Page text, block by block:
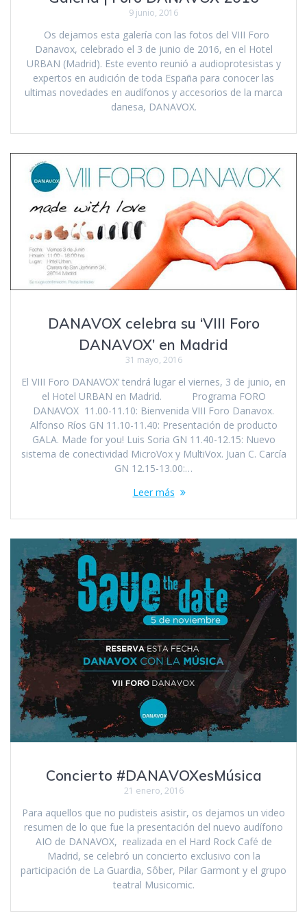
9 junio, 2016
Os dejamos esta galería con las fotos del VIII Foro
Danavox, celebrado el 3 de junio de 2016, en el Hotel
URBAN (Madrid). Este evento reunió a audioprotesistas y
expertos en audición de toda España para conocer las
ultimas novedades en audífonos y accesorios de la marca
danesa, DANAVOX.
DANAVOX celebra su ‘VIII Foro
DANAVOX’ en Madrid
31 mayo, 2016
El VIII Foro DANAVOX’ tendrá lugar el viernes, 3 de junio, en
el Hotel URBAN en Madrid. Programa FORO
DANAVOX 11.00-11.10: Bienvenida VIII Foro Danavox.
Alfonso Ríos GN 11.10-11.40: Presentación de producto
GALA. Made for you! Luis Soria GN 11.40-12.15: Nuevo
sistema de conectividad MicroVox y MultiVox. Juan C. Carcía
GN 12.15-13.00:…
Leer más
Concierto #DANAVOXesMúsica
21 enero, 2016
Para aquellos que no pudisteis asistir, os dejamos un video
resumen de lo que fue la presentación del nuevo audífono
AIO de DANAVOX, realizada en el Hard Rock Café de
Madrid, se celebró un concierto exclusivo con la
participación de La Guardia, Sôber, Pilar Garmont y el grupo
teatral Musicomic.